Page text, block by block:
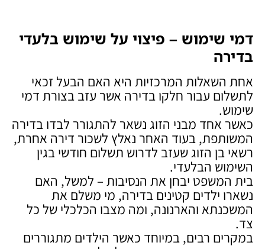
דמי שימוש – פיצוי על שימוש בלעדי
בדירה
אחת השאלות המרכזיות היא האם הבעל זכאי
לתשלום עבור חלקו בדירה אשר עזב בצורת דמי
שימוש.
כאשר אחד מבני הזוג נשאר להתגורר לבדו בדירה
המשותפת, בעוד האחר נאלץ לשכור דירה אחרת,
רשאי בן הזוג שעזב לדרוש תשלום חודשי בגין
השימוש הבלעדי.
בית המשפט יבחן את הנסיבות – למשל, האם
נשארו ילדים קטינים בדירה, מי משלם את
המשכנתא והארנונה, ומה מצבו הכלכלי של כל
צד.
במקרים רבים, במיוחד כאשר הילדים מתגוררים